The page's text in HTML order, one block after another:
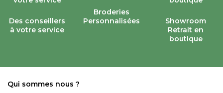
Des conseillers
à votre service
Broderies
Personnalisées
Showroom
Retrait en
boutique
Qui sommes nous ?